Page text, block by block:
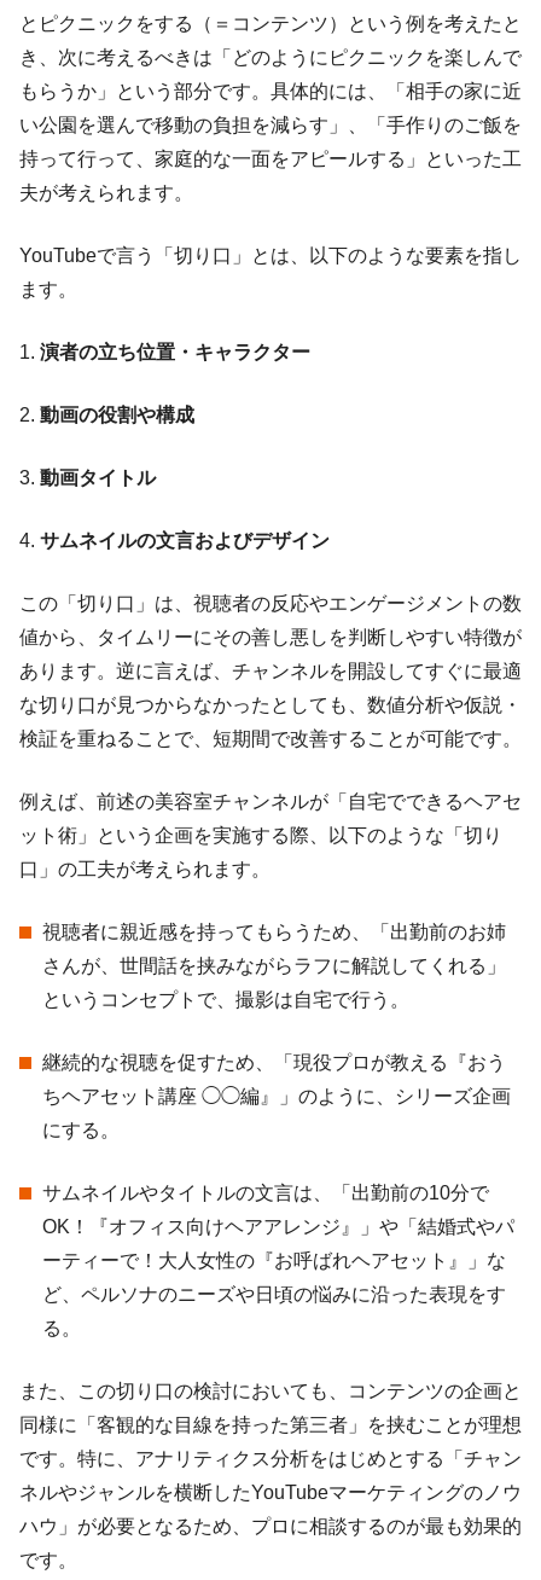
とピクニックをする（＝コンテンツ）という例を考えたと
き、次に考えるべきは「どのようにピクニックを楽しんで
もらうか」という部分です。具体的には、「相手の家に近
い公園を選んで移動の負担を減らす」、「手作りのご飯を
持って行って、家庭的な一面をアピールする」といった工
夫が考えられます。
YouTubeで言う「切り口」とは、以下のような要素を指し
ます。
1. 演者の立ち位置・キャラクター
2. 動画の役割や構成
3. 動画タイトル
4. サムネイルの文言およびデザイン
この「切り口」は、視聴者の反応やエンゲージメントの数
値から、タイムリーにその善し悪しを判断しやすい特徴が
あります。逆に言えば、チャンネルを開設してすぐに最適
な切り口が見つからなかったとしても、数値分析や仮説・
検証を重ねることで、短期間で改善することが可能です。
例えば、前述の美容室チャンネルが「自宅でできるヘアセ
ット術」という企画を実施する際、以下のような「切り
口」の工夫が考えられます。
視聴者に親近感を持ってもらうため、「出勤前のお姉
さんが、世間話を挟みながらラフに解説してくれる」
というコンセプトで、撮影は自宅で行う。
継続的な視聴を促すため、「現役プロが教える『おう
ちヘアセット講座 ◯◯編』」のように、シリーズ企画
にする。
サムネイルやタイトルの文言は、「出勤前の10分で
OK！『オフィス向けヘアアレンジ』」や「結婚式やパ
ーティーで！大人女性の『お呼ばれヘアセット』」な
ど、ペルソナのニーズや日頃の悩みに沿った表現をす
る。
また、この切り口の検討においても、コンテンツの企画と
同様に「客観的な目線を持った第三者」を挟むことが理想
です。特に、アナリティクス分析をはじめとする「チャン
ネルやジャンルを横断したYouTubeマーケティングのノウ
ハウ」が必要となるため、プロに相談するのが最も効果的
です。